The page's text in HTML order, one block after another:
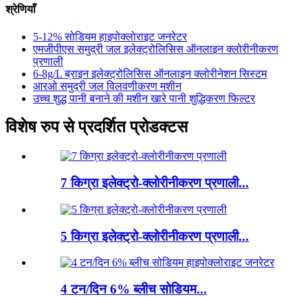
श्रेणियाँ
5-12% सोडियम हाइपोक्लोराइट जनरेटर
एमजीपीएस समुद्री जल इलेक्ट्रोलिसिस ऑनलाइन क्लोरीनीकरण
प्रणाली
6-8g/L ब्राइन इलेक्ट्रोलिसिस ऑनलाइन क्लोरीनेशन सिस्टम
आरओ समुद्री जल विलवणीकरण मशीन
उच्च शुद्ध पानी बनाने की मशीन खारे पानी शुद्धिकरण फिल्टर
विशेष रुप से प्रदर्शित प्रोडक्टस
7 किग्रा इलेक्ट्रो-क्लोरीनीकरण प्रणाली...
5 किग्रा इलेक्ट्रो-क्लोरीनीकरण प्रणाली...
4 टन/दिन 6% ब्लीच सोडियम...